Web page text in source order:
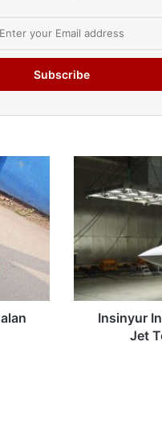
Insinyur
Jet